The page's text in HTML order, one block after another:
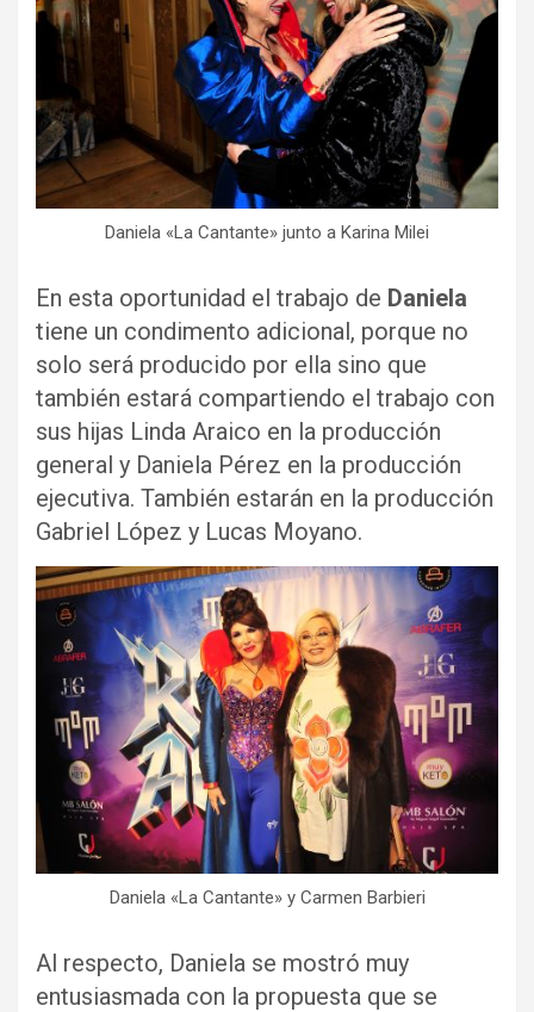
Daniela «La Cantante» junto a Karina Milei
En esta oportunidad el trabajo de Daniela
tiene un condimento adicional, porque no
solo será producido por ella sino que
también estará compartiendo el trabajo con
sus hijas Linda Araico en la producción
general y Daniela Pérez en la producción
ejecutiva. También estarán en la producción
Gabriel López y Lucas Moyano.
Daniela «La Cantante» y Carmen Barbieri
Al respecto, Daniela se mostró muy
entusiasmada con la propuesta que se